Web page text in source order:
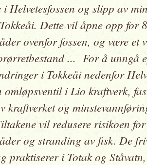
i Helvetesfossen og slipp av
Dette vil åpne opp for
ovenfor fossen, og være
... For å unngå
i Tokkeåi nedenfor
omløpsventil i Lio kraftverk,
kraftverket og
vil redusere risikoen
og stranding av fisk. De
praktiserer i Totak og